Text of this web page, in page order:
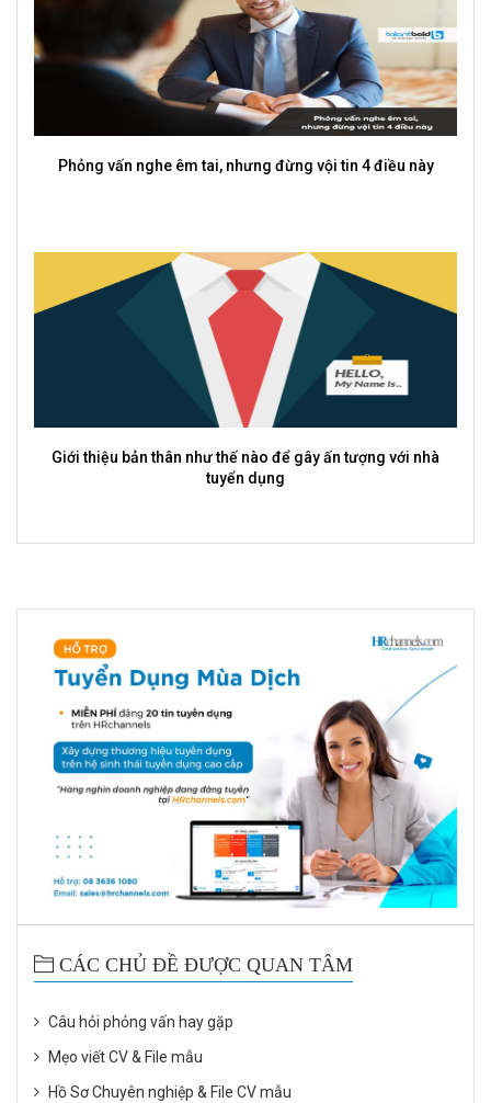
tin 4 điều này
tượng với nhà
Doanh nghiệp kỳ vọng gì ở một sinh viên
Cách viết CV khi làm trái ngành để vẫn lọt
CÁC CHỦ ĐỀ ĐƯỢC QUAN TÂM
Câu hỏi phỏng vấn hay gặp
Mẹo viết CV & File mẫu
Hồ Sơ Chuyên nghiệp & File CV mẫu